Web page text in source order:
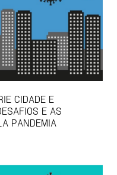
CIDADE E
E AS
PANDEMIA